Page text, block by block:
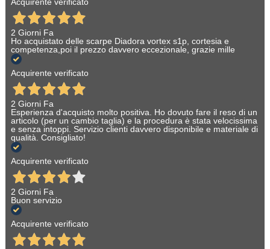
2 Giorni Fa
Ho acquistato delle scarpe Diadora vortex s1p, cortesia e
competenza,poi il prezzo davvero eccezionale, grazie mille
Acquirente verificato
2 Giorni Fa
Esperienza d'acquisto molto positiva. Ho dovuto fare il reso di un
articolo (per un cambio taglia) e la procedura è stata velocissima
e senza intoppi. Servizio clienti davvero disponibile e materiale di
qualità. Consigliato!
Acquirente verificato
2 Giorni Fa
Buon servizio
Acquirente verificato